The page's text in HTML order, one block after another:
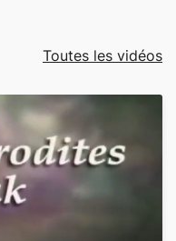
Toutes les vidéos